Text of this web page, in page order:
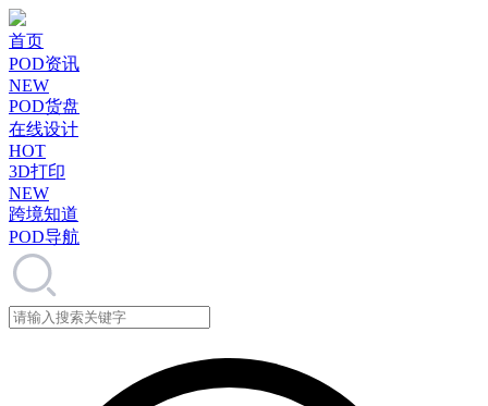
首页
POD资讯
NEW
POD货盘
在线设计
HOT
3D打印
NEW
跨境知道
POD导航